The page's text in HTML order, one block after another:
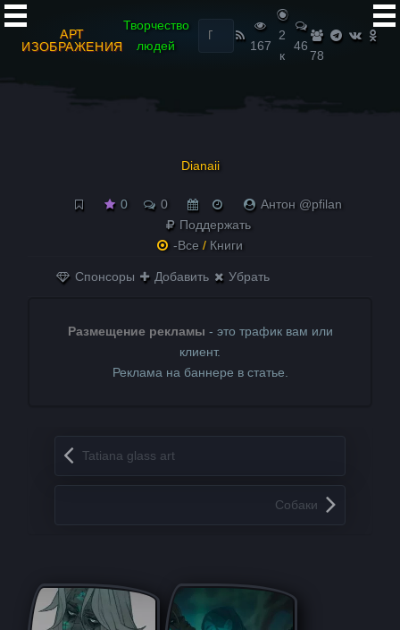
АРТ
ИЗОБРАЖЕНИЯ
Творчество
людей
Найти:
167
2
к
46
78
Dianaii
0 0
Антон @pfilan
Поддержать
-Все / Книги
Спонсоры Добавить Убрать
Размещение рекламы - это трафик вам или
клиент.
Реклама на баннере в статье.
Запись навигация
Tatiana glass art
Собаки